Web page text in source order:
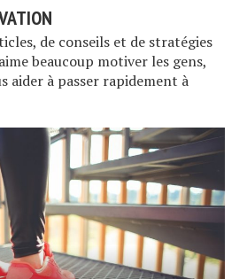
de conseils et de stratégies
beaucoup motiver les gens,
aider à passer rapidement à